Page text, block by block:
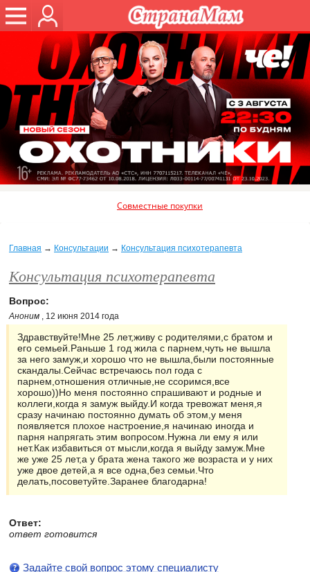
Совместные покупки
Главная → Консультации → Консультация психотерапевта
Консультация психотерапевта
Вопрос:
Аноним , 12 июня 2014 года
Здравствуйте!Мне 25 лет,живу с родителями,с братом и
его семьей.Раньше 1 год жила с парнем,чуть не вышла
за него замуж,и хорошо что не вышла,были постоянные
скандалы.Сейчас встречаюсь пол года с
парнем,отношения отличные,не ссоримся,все
хорошо))Но меня постоянно спрашивают и родные и
коллеги,когда я замуж выйду.И когда тревожат меня,я
сразу начинаю постоянно думать об этом,у меня
появляется плохое настроение,я начинаю иногда и
парня напрягать этим вопросом.Нужна ли ему я или
нет.Как избавиться от мысли,когда я выйду замуж.Мне
же уже 25 лет,а у брата жена такого же возраста и у них
уже двое детей,а я все одна,без семьи.Что
делать,посоветуйте.Заранее благодарна!
Ответ:
ответ готовится
Задайте свой вопрос этому специалисту